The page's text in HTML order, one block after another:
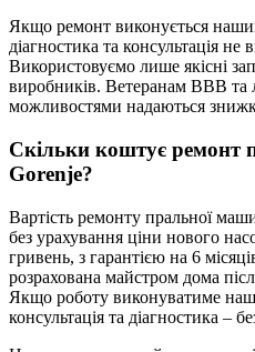
Якщо ремонт виконується
діагностика та консультація
Використовуємо лише якісні
виробників. Ветеранам ВВВ
можливостями надаються
Скільки коштує ремонт
Gorenje?
Вартість ремонту пральної
без урахування ціни нового
гривень, з гарантією на 6
розрахована майстром дома
Якщо роботу виконуватиме наш
консультація та діагностика –